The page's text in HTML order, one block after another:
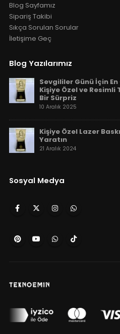
Blog Sayfamız
Sipariş Takibi
Sıkça Sorulan Sorular
İletişime Geç
Blog Yazılarımız
Sevgililer Günü İçin
Kişiye Özel ve
Bir Sürpriz
10 Aralık 2025
Kişiye Özel Lazer
Yaratın
21 Aralık 2024
Sosyal Medya